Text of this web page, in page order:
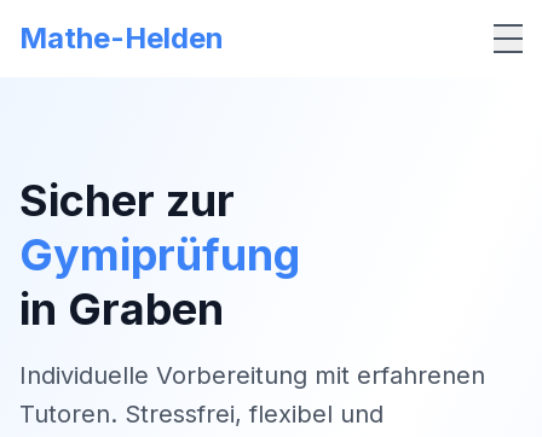
Mathe-Helden
Sicher zur
Gymiprüfung
in Graben
Individuelle Vorbereitung mit erfahrenen
Tutoren. Stressfrei, flexibel und